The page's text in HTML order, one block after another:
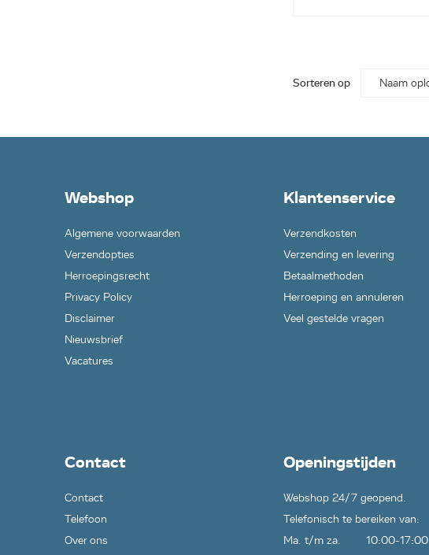
Sorteren op
Webshop
Algemene voorwaarden
Verzendopties
Herroepingsrecht
Privacy Policy
Disclaimer
Nieuwsbrief
Vacatures
Klantenservice
Verzendkosten
Verzending en levering
Betaalmethoden
Herroeping en annuleren
Veel gestelde vragen
Contact
Contact
Telefoon
Over ons
Openingstijden
Webshop 24/7 geopend.
Telefonisch te bereiken van:
Ma. t/m za.
10:00-17:00